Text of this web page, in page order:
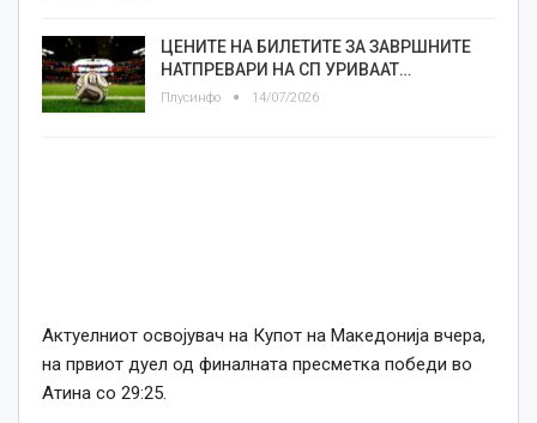
ЦЕНИТЕ НА БИЛЕТИТЕ ЗА ЗАВРШНИТЕ
НАТПРЕВАРИ НА СП УРИВААТ…
Плусинфо 14/07/2026
Актуелниот освојувач на Купот на Македонија вчера,
на првиот дуел од финалната пресметка победи во
Атина со 29:25.